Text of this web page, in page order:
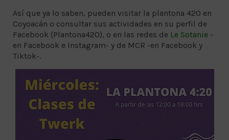
Así que ya lo saben, pueden visitar la plantona 420 en
Coyoacán o consultar sus actividades en su perfil de
Facebook (Plantona420), o en las redes de Le Sotanie -
en Facebook e Instagram- y de MCR -en Facebook y
Tiktok-.